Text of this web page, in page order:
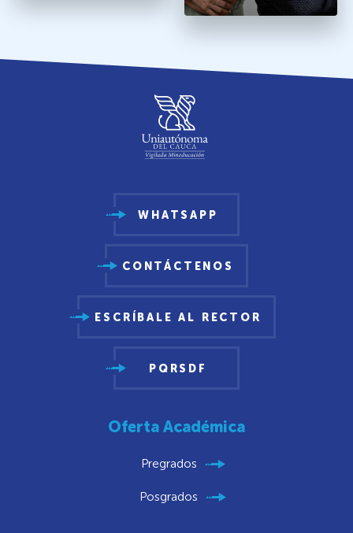
WHATSAPP
CONTÁCTENOS
ESCRÍBALE AL RECTOR
PQRSDF
Oferta Académica
Pregrados
Posgrados